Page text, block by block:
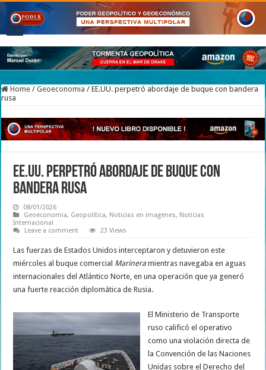
Home / Geoeconomia / EE.UU. perpetró abordaje de buque con bandera
rusa
EE.UU. perpetró abordaje de buque con
bandera rusa
08/01/2026
Geoeconomia, Geopolítica, Noticias en imagenes, Noticias
Internacional
Leave a comment
23 Views
Las fuerzas de Estados Unidos interceptaron y detuvieron este
miércoles al buque comercial Marineramientras navegaba en aguas
internacionales del Atlántico Norte, en una operación que ya generó
una fuerte reacción diplomática de Rusia.
El Ministerio de Transporte
ruso calificó el operativo
como una violación directa de
la Convención de las Naciones
Unidas sobre el Derecho del